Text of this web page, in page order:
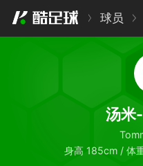
球员
汤米
身高 185cm / 体